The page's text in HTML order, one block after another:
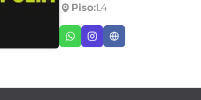
Piso:L4